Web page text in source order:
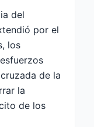
del
por el
los
de la
la
de los